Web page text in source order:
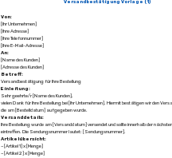
Versandbestätigung Vorlage (1)
Von:
[Ihr Unternehmen]
[Ihre Adresse]
[Ihre Telefonnummer]
[Ihre E-Mail-Adresse]
An:
[Name des Kunden]
[Adresse des Kunden]
Betreff:
Versandbestätigung für Ihre Bestellung
Einleitung:
Sehr geehrte/r [Name des Kunden],
vielen Dank für Ihre Bestellung bei [Ihr Unternehmen]. Hiermit bestätigen wir den
die am [Bestelldatum] aufgegeben wurde.
Versanddetails:
Ihre Bestellung wurde am [Versanddatum] versendet und sollte innerhalb der
eintreffen. Die Sendungsnummer lautet: [Sendungsnummer].
Artikelübersicht:
– [Artikel 1] x [Menge]
– [Artikel 2] x [Menge]